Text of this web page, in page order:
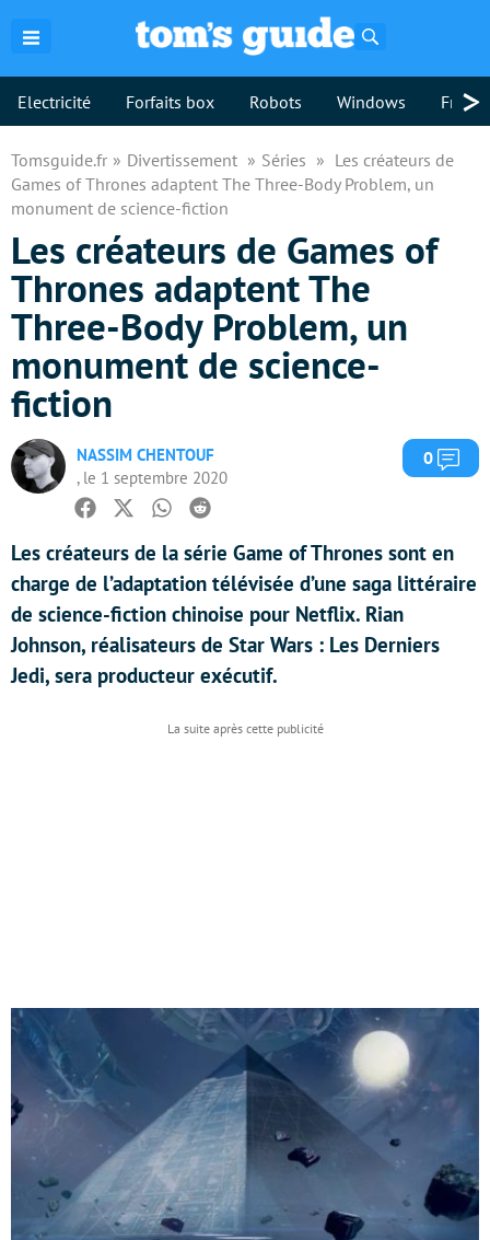
Electricité Forfaits box Robots Windows >
Tomsguide.fr Divertissement Séries
Les créateurs de
Games of Thrones adaptent The Three-Body Problem, un
monument de science-fiction
Les créateurs de Games of
Thrones adaptent The
Three-Body Problem, un
monument de science-
fiction
NASSIM CHENTOUF
, le 1 septembre 2020
0
Facebook
TwitterWhatsapp
Reddit
Les créateurs de la série Game of Thrones sont en
charge de l’adaptation télévisée d’une saga littéraire
de science-fiction chinoise pour Netflix. Rian
Johnson, réalisateurs de Star Wars : Les Derniers
Jedi, sera producteur exécutif.